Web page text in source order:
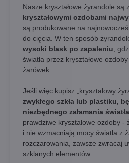
Nasze kryształowe żyrandole są
kryształowymi ozdobami
są produkowane na
do cięcia. W ten sposób
wysoki blask po zapaleniu ,
światła przez kryształowe
żarówek.
Jeśli więc kupisz „kryształowy
zwykłego szkła lub plastiku,
niezbędnego załamania światła
prawdziwe kryształowe ozdoby -
i nie wzmacniają mocy światła z
rozczarowania, zawsze zwracaj
szklanych elementów.